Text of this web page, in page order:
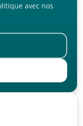
avec nos